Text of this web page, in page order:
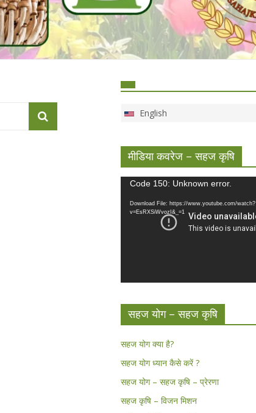
English
मीडिया कवरेज – सहज कृषि
Video
Code 150: Unknown error.
Download File: https://www.youtube.com/watch?
v=EsRXSiWvozI&_=1
सहज योग – सहज कृषि
सहज योग क्या है?
सहज योग ध्यान कैसे करें ?
सहज योग – सहज कृषि – प्रेरणा
सहज कृषि – विजन मिशन